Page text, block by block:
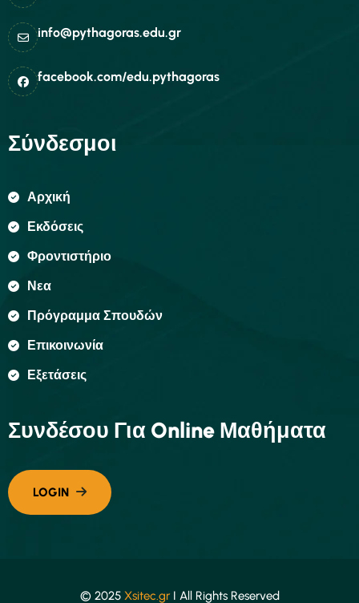
info@pythagoras.edu.gr
facebook.com/edu.pythagoras
Σύνδεσμοι
Αρχική
Εκδόσεις
Φροντιστήριο
Νεα
Πρόγραμμα Σπουδών
Επικοινωνία
Εξετάσεις
Συνδέσου Για Online Μαθήματα
© 2025 Xsitec.gr I All Rights Reserved